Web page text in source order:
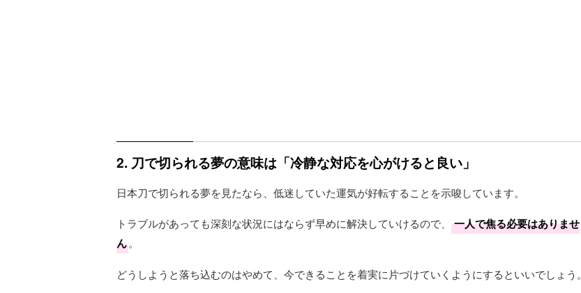
2. 刀で切られる夢の意味は「冷静な対応を心がけると良い」
日本刀で切られる夢を見たなら、低迷していた運気が好転することを示唆しています。
トラブルがあっても深刻な状況にはならず早めに解決していけるので、
一人で焦る必要はありませ
ん。
どうしようと落ち込むのはやめて、今できることを着実に片づけていくようにするといいでしょう。